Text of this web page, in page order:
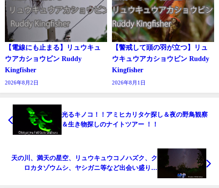
【電線にも止まる】リュウキュ
ウアカショウビン Ruddy
Kingfisher
2026年8月2日
【警戒して頭の羽が立つ】リュ
ウキュウアカショウビン Ruddy
Kingfisher
2026年8月1日
光るキノコ！！アミヒカリタケ探し＆夜の野鳥観察
＆生き物探しのナイトツアー ！！
天の川、満天の星空、リュウキュウコノハズク、ク
ロカタゾウムシ、ヤシガニ等など出会い盛り沢